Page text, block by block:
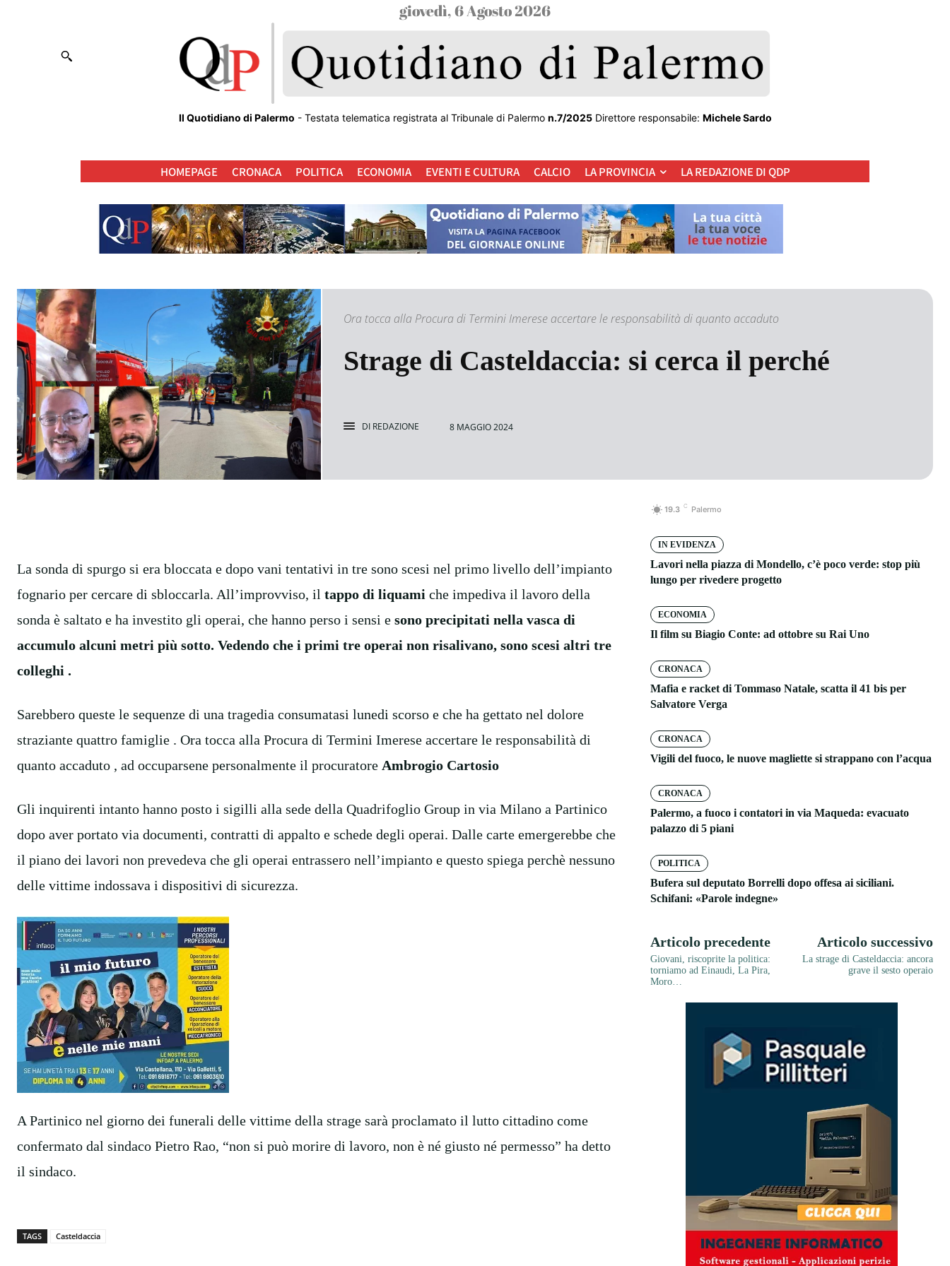
giovedì, 6 Agosto 2026
Il Quotidiano di Palermo - Testata telematica registrata al Tribunale di Palermo n.7/2025Direttore responsabile: Michele Sardo
HOMEPAGE CRONACA POLITICA ECONOMIA EVENTI E CULTURA CALCIO LA PROVINCIA LA REDAZIONE DI QDP
Ora tocca alla Procura di Termini Imerese accertare le responsabilità di quanto accaduto
Strage di Casteldaccia: si cerca il perché
DI REDAZIONE 8 MAGGIO 2024
La sonda di spurgo si era bloccata e dopo vani tentativi in tre sono scesi nel primo livello dell’impianto
fognario per cercare di sbloccarla. All’improvviso, il tappo di liquami che impediva il lavoro della
sonda è saltato e ha investito gli operai, che hanno perso i sensi e sono precipitati nella vasca di
accumulo alcuni metri più sotto. Vedendo che i primi tre operai non risalivano, sono scesi altri tre
colleghi .
Sarebbero queste le sequenze di una tragedia consumatasi lunedi scorso e che ha gettato nel dolore
straziante quattro famiglie . Ora tocca alla Procura di Termini Imerese accertare le responsabilità di
quanto accaduto , ad occuparsene personalmente il procuratore Ambrogio Cartosio
Gli inquirenti intanto hanno posto i sigilli alla sede della Quadrifoglio Group in via Milano a Partinico
dopo aver portato via documenti, contratti di appalto e schede degli operai. Dalle carte emergerebbe che
il piano dei lavori non prevedeva che gli operai entrassero nell’impianto e questo spiega perchè nessuno
delle vittime indossava i dispositivi di sicurezza.
A Partinico nel giorno dei funerali delle vittime della strage sarà proclamato il lutto cittadino come
confermato dal sindaco Pietro Rao, “non si può morire di lavoro, non è né giusto né permesso” ha detto
il sindaco.
TAGS Casteldaccia
19.3 C Palermo
IN EVIDENZA
Lavori nella piazza di Mondello, c’è poco verde: stop più
lungo per rivedere progetto
ECONOMIA
Il film su Biagio Conte: ad ottobre su Rai Uno
CRONACA
Mafia e racket di Tommaso Natale, scatta il 41 bis per
Salvatore Verga
CRONACA
Vigili del fuoco, le nuove magliette si strappano con l’acqua
CRONACA
Palermo, a fuoco i contatori in via Maqueda: evacuato
palazzo di 5 piani
POLITICA
Bufera sul deputato Borrelli dopo offesa ai siciliani.
Schifani: «Parole indegne»
Articolo precedente
Giovani, riscoprite la politica:
torniamo ad Einaudi, La Pira,
Moro…
Articolo successivo
La strage di Casteldaccia: ancora
grave il sesto operaio